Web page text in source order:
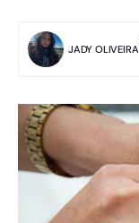
JADY OLIVEIRA